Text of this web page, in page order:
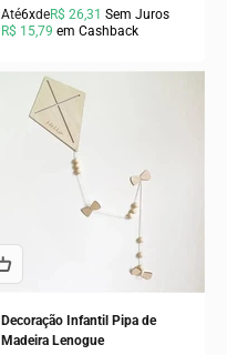
Até6xdeR$ 26,31 Sem Juros
R$ 15,79 em Cashback
Decoração Infantil Pipa de
Madeira Lenogue